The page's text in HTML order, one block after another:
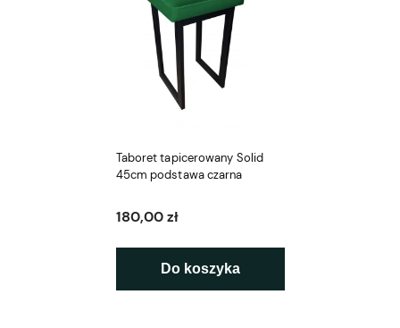
Taboret tapicerowany Solid
45cm podstawa czarna
180,00 zł
Do koszyka